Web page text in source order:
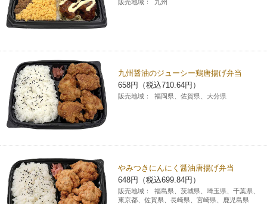
販売地域： 九州
九州醤油のジューシー鶏唐揚げ弁当
658円（税込710.64円）
販売地域： 福岡県、佐賀県、大分県
やみつきにんにく醤油唐揚げ弁当
648円（税込699.84円）
販売地域：
福島県、茨城県、埼玉県、千葉県、
東京都、佐賀県、長崎県、宮崎県、鹿児島県